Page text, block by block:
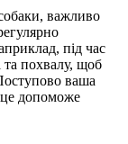
важливо
під час
та похвалу, щоб
ваша
це допоможе